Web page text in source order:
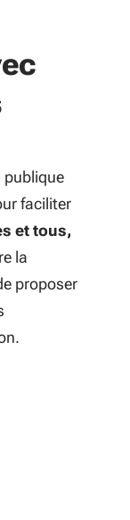
publique
faciliter
et tous,
la
proposer
nouvelle fenêtre)